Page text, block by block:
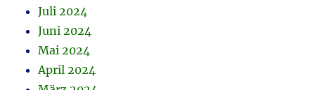
Juli 2024
Juni 2024
Mai 2024
April 2024